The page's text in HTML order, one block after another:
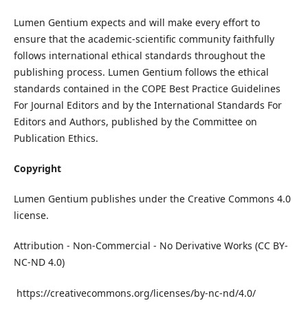
Lumen Gentium expects and will make every effort to
ensure that the academic-scientific community faithfully
follows international ethical standards throughout the
publishing process. Lumen Gentium follows the ethical
standards contained in the COPE Best Practice Guidelines
For Journal Editors and by the International Standards For
Editors and Authors, published by the Committee on
Publication Ethics.
Copyright
Lumen Gentium publishes under the Creative Commons 4.0
license.
Attribution - Non-Commercial - No Derivative Works (CC BY-
NC-ND 4.0)
https://creativecommons.org/licenses/by-nc-nd/4.0/